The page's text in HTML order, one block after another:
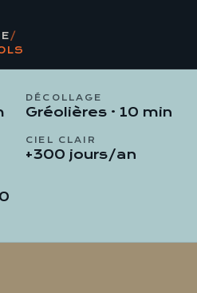
/
DÉCOLLAGE
Gréolières · 10 min
CIEL CLAIR
+300 jours/an